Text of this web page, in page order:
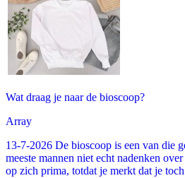
Wat draag je naar de bioscoop?
Array
13-7-2026 De bioscoop is een van die
meeste mannen niet echt nadenken
op zich prima, totdat je merkt dat je